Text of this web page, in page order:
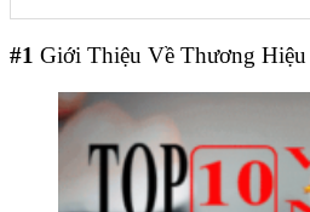
#1 Giới Thiệu Về Thương